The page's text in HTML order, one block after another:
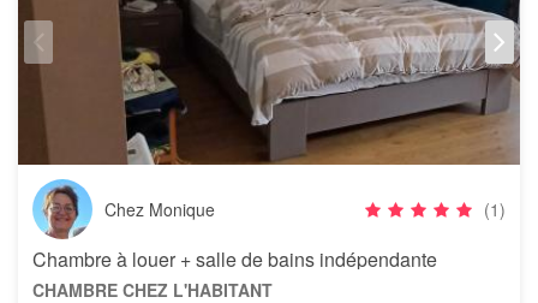
Chez Monique (1)
Chambre à louer + salle de bains indépendante
CHAMBRE CHEZ L'HABITANT